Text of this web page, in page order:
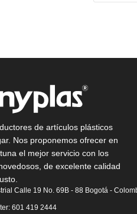
de artículos plásticos
Nos proponemos ofrecer en
el mejor servicio con los
de excelente calidad
Calle 19 No. 69B - 88 Bogotá -
601 419 2444